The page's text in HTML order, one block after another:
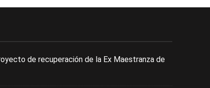
de recuperación de la Ex Maestranza de